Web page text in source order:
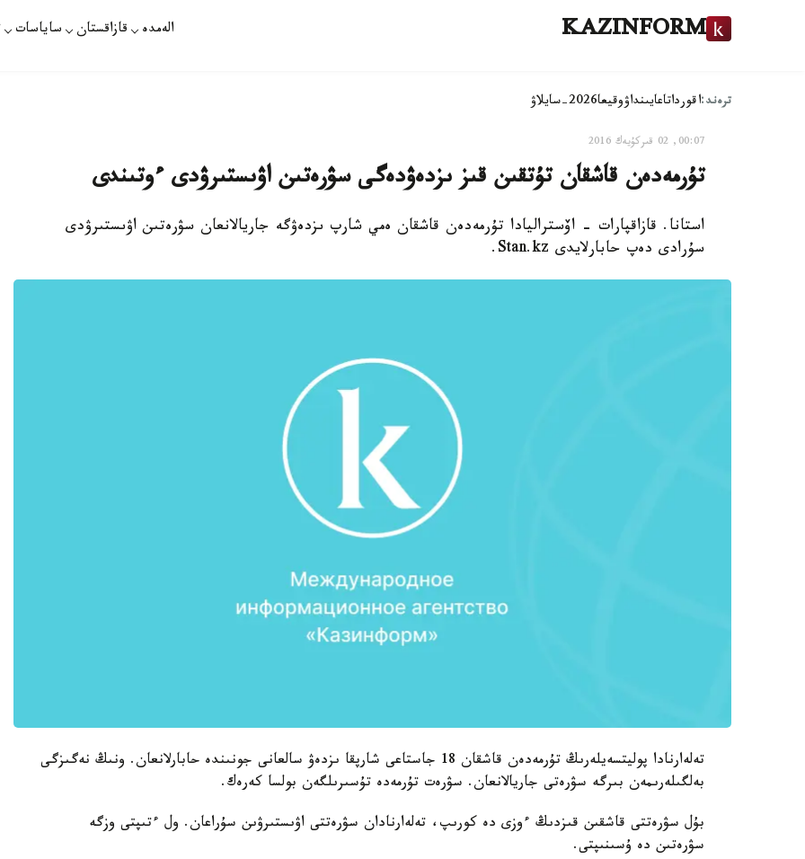
KAZINFORM الەمدە قازاقستان ساياسات
ترەند:اقورداتاعايىنداۋوقيعا2026-سايلاۋ
00:07, 02 قىركۇيەك 2016
تۇرمەدەن قاشقان تۇتقىن قىز ىزدەۋدەگى سۋرەتىن اۋىستىرۋدى ءوتىندى
استانا. قازاقپارات - اۆستراليادا تۇرمەدەن قاشقان ەمي شارپ ىزدەۋگە جاريالانعان سۋرەتىن اۋىستىرۋدى
سۇرادى دەپ حابارلايدى Stan.kz.
تەلەارنادا پوليتسەيلەرىڭ تۇرمەدەن قاشقان 18 جاستاعى شارپقا ىزدەۋ سالعانى جونىندە حابارلانعان. ونىڭ نەگىزگى
بەلگىلەرىمەن بىرگە سۋرەتى جاريالانعان. سۋرەت تۇرمەدە تۇسىرىلگەن بولسا كەرەك.
بۇل سۋرەتتى قاشقىن قىزدىڭ ءوزى دە كورىپ، تەلەارنادان سۋرەتتى اۋىستىرۋىن سۇراعان. ول ءتىپتى وزگە
سۋرەتىن دە ۇسىنىپتى.